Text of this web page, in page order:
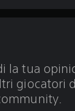
la tua
giocatori